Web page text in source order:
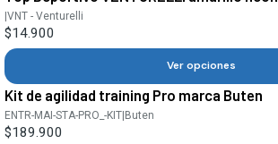
|VNT - Venturelli
$14.900
Ver opciones
Kit de agilidad training Pro marca Buten
ENTR-MAI-STA-PRO_-KIT Buten
$189.900